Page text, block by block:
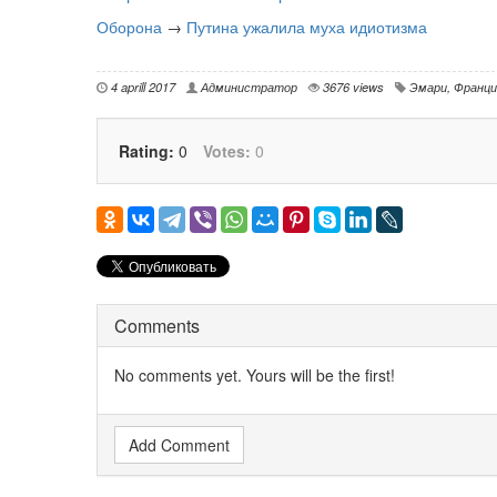
Оборона → Путина ужалила муха идиотизма
4 aprill 2017 Администратор 3676 views Эмари,
Rating: 0 Votes: 0
Comments
No comments yet. Yours will be the first!
Add Comment